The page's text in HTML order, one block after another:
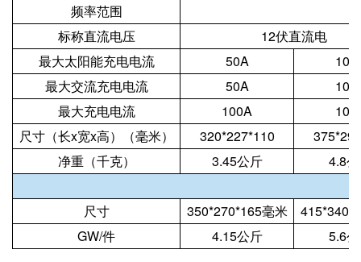
频率范围
标称直流电压
12伏直流电
最大太阳能充电电流
50A
最大交流充电电流
50A
最大充电电流
100A
尺寸（长x宽x高）（毫米）
320*227*110
净重（千克）
3.45公斤 4.8
尺寸 350*270*165毫米
GW/件
4.15公斤 5.6